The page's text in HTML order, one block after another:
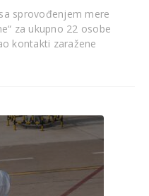
sprovođenjem mere
za ukupno 22 osobe
kontakti zaražene